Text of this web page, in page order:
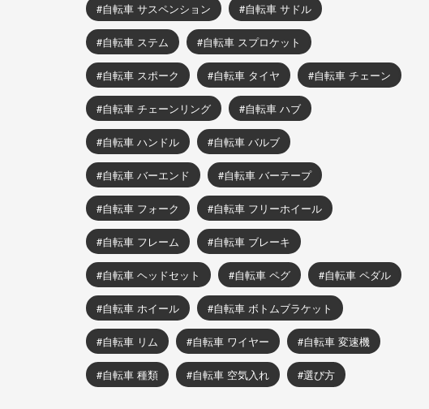
自転車 サスペンション 自転車 サドル
自転車 ステム 自転車 スプロケット
自転車 スポーク 自転車 タイヤ 自転車 チェーン
自転車 チェーンリング 自転車 ハブ
自転車 ハンドル 自転車 バルブ
自転車 バーエンド 自転車 バーテープ
自転車 フォーク 自転車 フリーホイール
自転車 フレーム 自転車 ブレーキ
自転車 ヘッドセット 自転車 ペグ 自転車 ペダル
自転車 ホイール 自転車 ボトムブラケット
自転車 リム 自転車 ワイヤー 自転車 変速機
自転車 種類 自転車 空気入れ 選び方